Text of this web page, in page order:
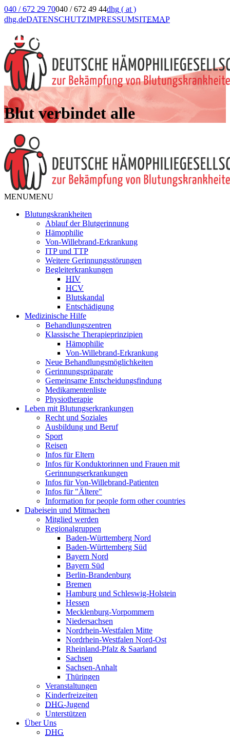
040 / 672 29 70040 / 672 49 44dhg ( at )
dhg.deDATENSCHUTZIMPRESSUMSITEMAP
Blut verbindet alle
MENUMENU
Blutungskrankheiten
Ablauf der Blutgerinnung
Hämophilie
Von-Willebrand-Erkrankung
ITP und TTP
Weitere Gerinnungsstörungen
Begleiterkrankungen
HIV
HCV
Blutskandal
Entschädigung
Medizinische Hilfe
Behandlungszentren
Klassische Therapieprinzipien
Hämophilie
Von-Willebrand-Erkrankung
Neue Behandlungsmöglichkeiten
Gerinnungspräparate
Gemeinsame Entscheidungsfindung
Medikamentenliste
Physiotherapie
Leben mit Blutungserkrankungen
Recht und Soziales
Ausbildung und Beruf
Sport
Reisen
Infos für Eltern
Infos für Konduktorinnen und Frauen mit
Gerinnungserkrankungen
Infos für Von-Willebrand-Patienten
Infos für "Ältere"
Information for people form other countries
Dabeisein und Mitmachen
Mitglied werden
Regionalgruppen
Baden-Württemberg Nord
Baden-Württemberg Süd
Bayern Nord
Bayern Süd
Berlin-Brandenburg
Bremen
Hamburg und Schleswig-Holstein
Hessen
Mecklenburg-Vorpommern
Niedersachsen
Nordrhein-Westfalen Mitte
Nordrhein-Westfalen Nord-Ost
Rheinland-Pfalz & Saarland
Sachsen
Sachsen-Anhalt
Thüringen
Veranstaltungen
Kinderfreizeiten
DHG-Jugend
Unterstützen
Über Uns
DHG